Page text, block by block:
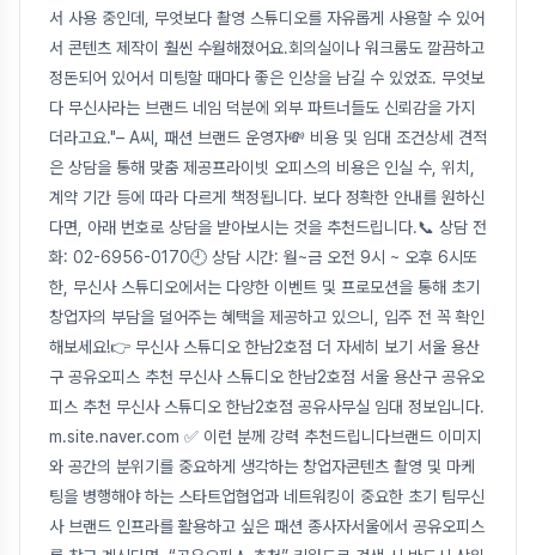
서 사용 중인데, 무엇보다 촬영 스튜디오를 자유롭게 사용할 수 있어
서 콘텐츠 제작이 훨씬 수월해졌어요.회의실이나 워크룸도 깔끔하고
정돈되어 있어서 미팅할 때마다 좋은 인상을 남길 수 있었죠. 무엇보
다 무신사라는 브랜드 네임 덕분에 외부 파트너들도 신뢰감을 가지
더라고요."– A씨, 패션 브랜드 운영자💸 비용 및 임대 조건상세 견적
은 상담을 통해 맞춤 제공프라이빗 오피스의 비용은 인실 수, 위치,
계약 기간 등에 따라 다르게 책정됩니다. 보다 정확한 안내를 원하신
다면, 아래 번호로 상담을 받아보시는 것을 추천드립니다.📞 상담 전
화: 02-6956-0170🕘 상담 시간: 월~금 오전 9시 ~ 오후 6시또
한, 무신사 스튜디오에서는 다양한 이벤트 및 프로모션을 통해 초기
창업자의 부담을 덜어주는 혜택을 제공하고 있으니, 입주 전 꼭 확인
해보세요!👉 무신사 스튜디오 한남2호점 더 자세히 보기 서울 용산
구 공유오피스 추천 무신사 스튜디오 한남2호점 서울 용산구 공유오
피스 추천 무신사 스튜디오 한남2호점 공유사무실 임대 정보입니다.
m.site.naver.com ✅ 이런 분께 강력 추천드립니다브랜드 이미지
와 공간의 분위기를 중요하게 생각하는 창업자콘텐츠 촬영 및 마케
팅을 병행해야 하는 스타트업협업과 네트워킹이 중요한 초기 팀무신
사 브랜드 인프라를 활용하고 싶은 패션 종사자서울에서 공유오피스